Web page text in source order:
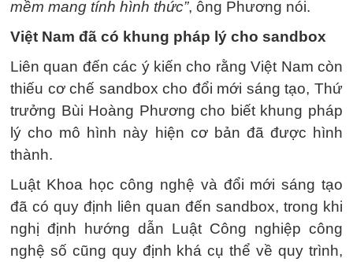
mềm mang tính hình thức”, ông Phương nói.
Việt Nam đã có khung pháp lý cho sandbox
Liên quan đến các ý kiến cho rằng Việt Nam còn
thiếu cơ chế sandbox cho đổi mới sáng tạo, Thứ
trưởng Bùi Hoàng Phương cho biết khung pháp
lý cho mô hình này hiện cơ bản đã được hình
thành.
Luật Khoa học công nghệ và đổi mới sáng tạo
đã có quy định liên quan đến sandbox, trong khi
nghị định hướng dẫn Luật Công nghiệp công
nghệ số cũng quy định khá cụ thể về quy trình,